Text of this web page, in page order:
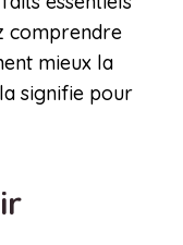
comprendre
mieux la
signifie pour